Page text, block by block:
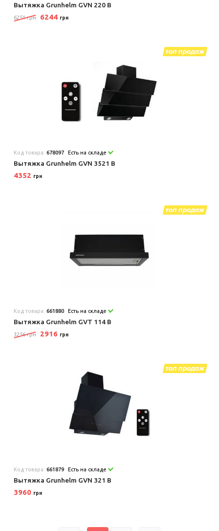
Вытяжка Grunhelm GVN 220 B
6251 грн 6244 грн
Код товара:678097 Есть на складе
Вытяжка Grunhelm GVN 3521 B
4352 грн
Код товара:661880 Есть на складе
Вытяжка Grunhelm GVT 114 B
3256 грн 2916 грн
Код товара:661879 Есть на складе
Вытяжка Grunhelm GVN 321 B
3960 грн